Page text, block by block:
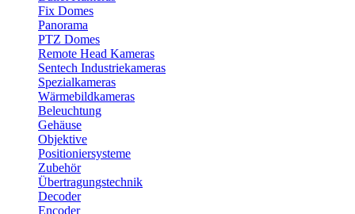
Fix Domes
Panorama
PTZ Domes
Remote Head Kameras
Sentech Industriekameras
Spezialkameras
Wärmebildkameras
Beleuchtung
Gehäuse
Objektive
Positioniersysteme
Zubehör
Übertragungstechnik
Decoder
Encoder